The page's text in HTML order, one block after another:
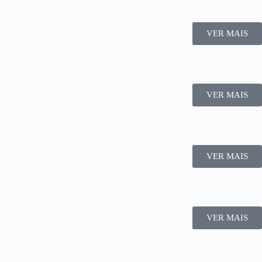
VER MAIS
VER MAIS
VER MAIS
VER MAIS